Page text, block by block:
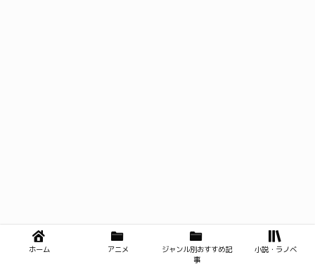
ホーム アニメ
ジャンル別おすすめ記
事
小説・ラノベ